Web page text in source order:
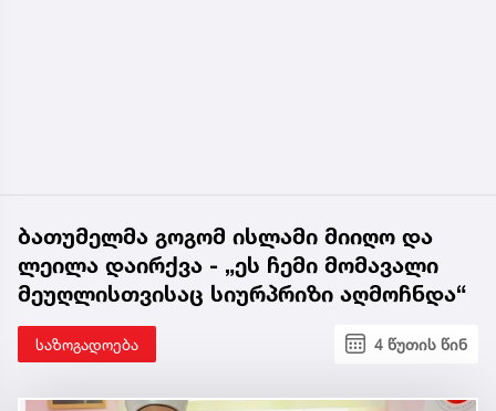
ბათუმელმა გოგომ ისლამი მიიღო და
ლეილა დაირქვა - „ეს ჩემი მომავალი
მეუღლისთვისაც სიურპრიზი აღმოჩნდა“
საზოგადოება 4 წუთის წინ